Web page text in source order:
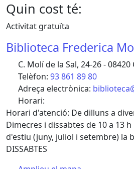
Quin cost té:
Activitat gratuïta
Biblioteca Frederica
C. Molí de la Sal, 24-26 -
Telèfon: 93 861 89 80
Adreça electrònica:
Horari:
Horari d'atenció: De dilluns a
Dimecres i dissabtes de 10 a 13
d'estiu (juny, juliol i setembre) la
DISSABTES